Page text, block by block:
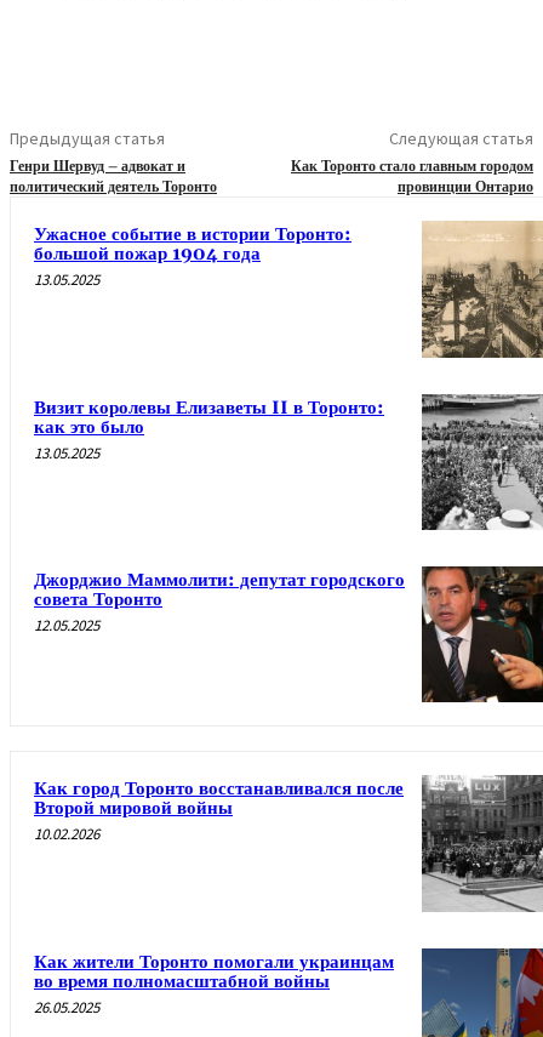
Предыдущая статья
Генри Шервуд – адвокат и
политический деятель Торонто
Следующая статья
Как Торонто стало главным городом
провинции Онтарио
Ужасное событие в истории Торонто:
большой пожар 1904 года
13.05.2025
Визит королевы Елизаветы II в Торонто:
как это было
13.05.2025
Джорджио Маммолити: депутат городского
совета Торонто
12.05.2025
Как город Торонто восстанавливался после
Второй мировой войны
10.02.2026
Как жители Торонто помогали украинцам
во время полномасштабной войны
26.05.2025